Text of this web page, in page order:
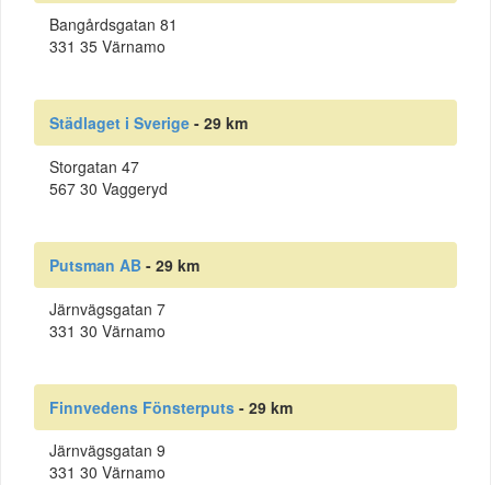
Bangårdsgatan 81
331 35 Värnamo
Städlaget i Sverige - 29 km
Storgatan 47
567 30 Vaggeryd
Putsman AB - 29 km
Järnvägsgatan 7
331 30 Värnamo
Finnvedens Fönsterputs - 29 km
Järnvägsgatan 9
331 30 Värnamo